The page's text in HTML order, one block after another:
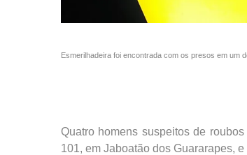
Esmerilhadeira foi encontrada com os presos em
Quatro homens suspeitos de
101, em Jaboatão dos Guararapes,